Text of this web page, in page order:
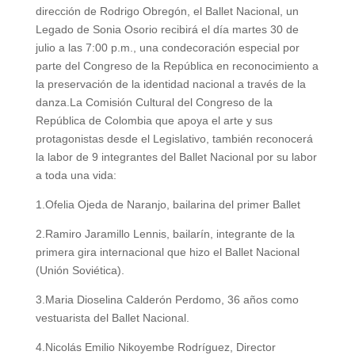
dirección de Rodrigo Obregón, el Ballet Nacional, un
Legado de Sonia Osorio recibirá el día martes 30 de
julio a las 7:00 p.m., una condecoración especial por
parte del Congreso de la República en reconocimiento a
la preservación de la identidad nacional a través de la
danza.La Comisión Cultural del Congreso de la
República de Colombia que apoya el arte y sus
protagonistas desde el Legislativo, también reconocerá
la labor de 9 integrantes del Ballet Nacional por su labor
a toda una vida:
1.Ofelia Ojeda de Naranjo, bailarina del primer Ballet
2.Ramiro Jaramillo Lennis, bailarín, integrante de la
primera gira internacional que hizo el Ballet Nacional
(Unión Soviética).
3.Maria Dioselina Calderón Perdomo, 36 años como
vestuarista del Ballet Nacional.
4.Nicolás Emilio Nikoyembe Rodríguez, Director